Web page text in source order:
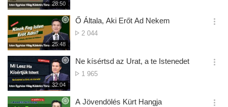
재
생
시
간
28:50
기
재
생
시
간
25:48
Ő Általa, Aki Erőt Ad Nekem
Megtekintések
2 044
옵
기
재
생
시
32:04
Ne kísértsd az Urat, a te Istenedet
Megtekintések
1 965
옵
A Jövendölés Kürt Hangja